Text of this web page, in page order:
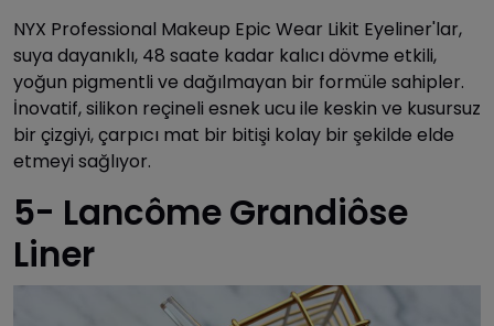
NYX Professional Makeup Epic Wear Likit Eyeliner'lar,
suya dayanıklı, 48 saate kadar kalıcı dövme etkili,
yoğun pigmentli ve dağılmayan bir formüle sahipler.
İnovatif, silikon reçineli esnek ucu ile keskin ve kusursuz
bir çizgiyi, çarpıcı mat bir bitişi kolay bir şekilde elde
etmeyi sağlıyor.
5- Lancôme Grandiôse
Liner